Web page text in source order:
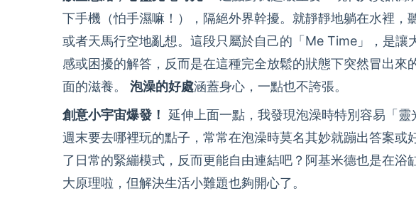
下手機（怕手濕嘛！），隔絕外界幹擾。就靜靜地躺在水裡，
或者天馬行空地亂想。這段只屬於自己的「Me Time」，是讓
感或困擾的解答，反而是在這種完全放鬆的狀態下突然冒出來
面的滋養。 泡澡的好處涵蓋身心，一點也不誇張。
創意小宇宙爆發！ 延伸上面一點，我發現泡澡時特別容易「
週末要去哪裡玩的點子，常常在泡澡時莫名其妙就蹦出答案或
了日常的緊繃模式，反而更能自由連結吧？阿基米德也是在
大原理啦，但解決生活小難題也夠開心了。